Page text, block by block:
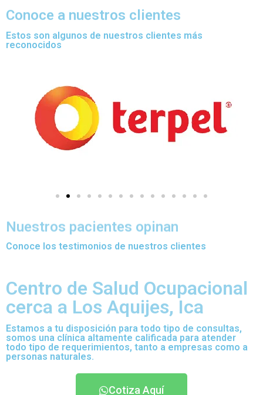
Conoce a nuestros clientes
Estos son algunos de nuestros clientes más
reconocidos
Nuestros pacientes opinan
Conoce los testimonios de nuestros clientes
Centro de Salud Ocupacional
cerca a Los Aquijes, Ica
Estamos a tu disposición para todo tipo de consultas,
somos una clínica altamente calificada para atender
todo tipo de requerimientos, tanto a empresas como a
personas naturales.
Cotiza Aquí